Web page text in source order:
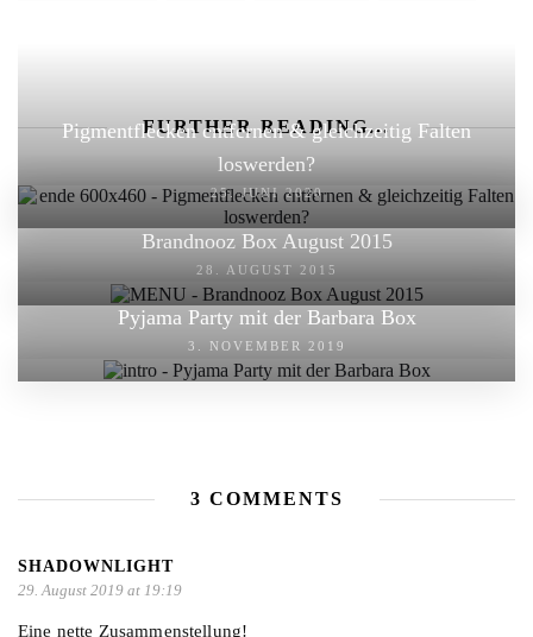
FURTHER READING...
Pigmentflecken entfernen & gleichzeitig Falten
loswerden?
25. JUNI 2020
Brandnooz Box August 2015
28. AUGUST 2015
Pyjama Party mit der Barbara Box
3. NOVEMBER 2019
3 COMMENTS
SHADOWNLIGHT
29. August 2019 at 19:19
Eine nette Zusammenstellung!